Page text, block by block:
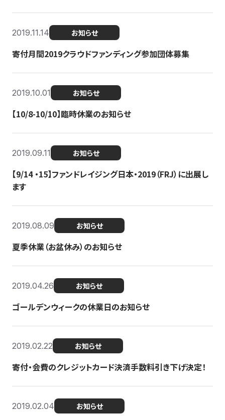
2019.11.14 お知らせ
寄付月間2019クラウドファンディング参加団体募集
2019.10.01 お知らせ
【10/8-10/10】臨時休業のお知らせ
2019.09.11 お知らせ
【9/14 ・15】ファンドレイジング日本・2019（FRJ）に出展し
ます
2019.08.09 お知らせ
夏季休業（お盆休み）のお知らせ
2019.04.26 お知らせ
ゴールデンウィークの休業日のお知らせ
2019.02.22 お知らせ
寄付・会費のクレジットカード決済手数料引き下げ決定！
2019.02.04 お知らせ